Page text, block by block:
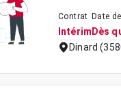
Contrat
Intérim
Date
Dès
Dinard